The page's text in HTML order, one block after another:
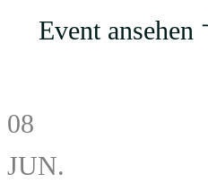
Event ansehen
08
JUN.